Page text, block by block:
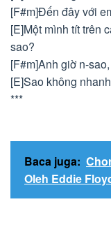
[F#m]Đến đây với
[E]Một mình tít trên
sao?
[F#m]Anh giờ n-
[E]Sao không
***
Baca juga:
Oleh Eddie